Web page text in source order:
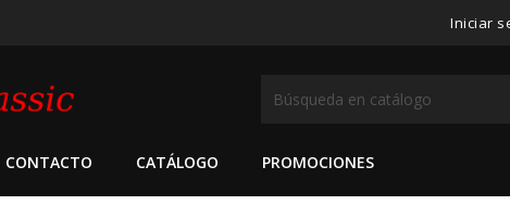
Iniciar
CONTACTO CATÁLOGO PROMOCIONES